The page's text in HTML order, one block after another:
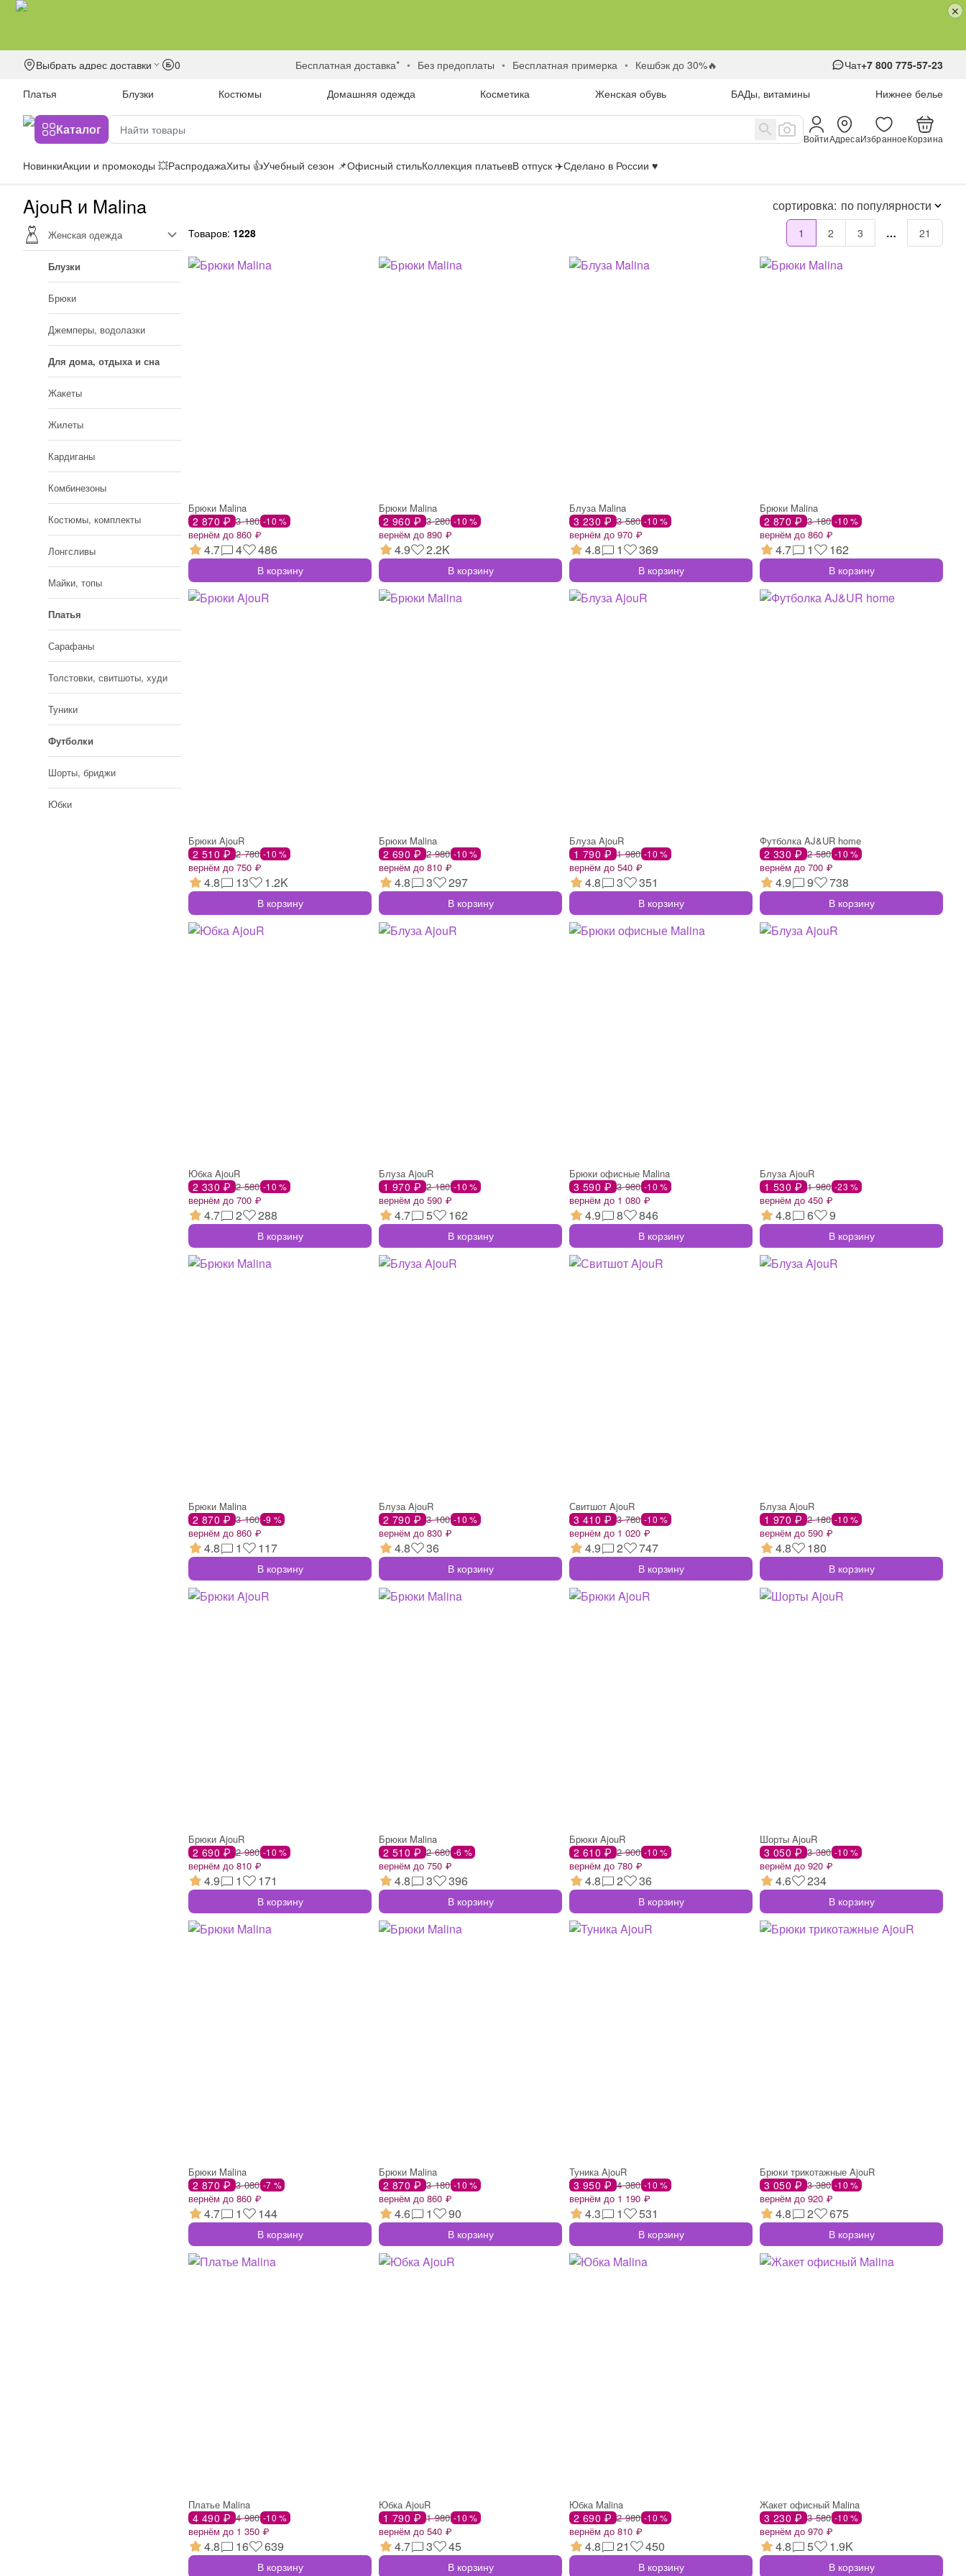
Выбрать адрес доставки 0 бесплатная доставка* без предоплаты бесплатная примерка кешбэк до 30%🔥 Чат+7 800 775-57-23
Платья
Блузки Костюмы Домашняя одежда Косметика Женская обувь БАДы, витамины Нижнее белье
Каталог
ВойтиАдресаИзбранноеКорзина
НовинкиАкции и промокоды 💥РаспродажаХиты 👍Учебный сезон 📌Офисный стильКоллекция платьевВ отпуск ✈️Сделано в России ♥️
AjouR и Malina сортировка: по популярности
Женская одежда
Блузки
Брюки
Джемперы, водолазки
Для дома, отдыха и сна
Жакеты
Жилеты
Кардиганы
Комбинезоны
Костюмы, комплекты
Лонгсливы
Майки, топы
Платья
Сарафаны
Толстовки, свитшоты, худи
Туники
Футболки
Шорты, бриджи
Юбки
Товаров: 1228 1 2 3 … 21
Брюки Malina
2 870 ₽ 3 180 -10 %
вернём до 860 ₽
4.7 4 486
В корзину
Брюки Malina
2 960 ₽ 3 280 -10 %
вернём до 890 ₽
4.9 2.2K
В корзину
Блуза Malina
3 230 ₽ 3 580 -10 %
вернём до 970 ₽
4.8 1 369
В корзину
Брюки Malina
2 870 ₽ 3 180 -10 %
вернём до 860 ₽
4.7 1 162
В корзину
Брюки AjouR
2 510 ₽ 2 780 -10 %
вернём до 750 ₽
4.8 13 1.2K
В корзину
Брюки Malina
2 690 ₽ 2 980 -10 %
вернём до 810 ₽
4.8 3 297
В корзину
Блуза AjouR
1 790 ₽ 1 980 -10 %
вернём до 540 ₽
4.8 3 351
В корзину
Футболка AJ&UR home
2 330 ₽ 2 580 -10 %
вернём до 700 ₽
4.9 9 738
В корзину
Юбка AjouR
2 330 ₽ 2 580 -10 %
вернём до 700 ₽
4.7 2 288
В корзину
Блуза AjouR
1 970 ₽ 2 180 -10 %
вернём до 590 ₽
4.7 5 162
В корзину
Брюки офисные Malina
3 590 ₽ 3 980 -10 %
вернём до 1 080 ₽
4.9 8 846
В корзину
Блуза AjouR
1 530 ₽ 1 980 -23 %
вернём до 450 ₽
4.8 6 9
В корзину
Брюки Malina
2 870 ₽ 3 160 -9 %
вернём до 860 ₽
4.8 1 117
В корзину
Блуза AjouR
2 790 ₽ 3 100 -10 %
вернём до 830 ₽
4.8 36
В корзину
Свитшот AjouR
3 410 ₽ 3 780 -10 %
вернём до 1 020 ₽
4.9 2 747
В корзину
Блуза AjouR
1 970 ₽ 2 180 -10 %
вернём до 590 ₽
4.8 180
В корзину
Брюки AjouR
2 690 ₽ 2 980 -10 %
вернём до 810 ₽
4.9 1 171
В корзину
Брюки Malina
2 510 ₽ 2 680 -6 %
вернём до 750 ₽
4.8 3 396
В корзину
Брюки AjouR
2 610 ₽ 2 900 -10 %
вернём до 780 ₽
4.8 2 36
В корзину
Шорты AjouR
3 050 ₽ 3 380 -10 %
вернём до 920 ₽
4.6 234
В корзину
Брюки Malina
2 870 ₽ 3 080 -7 %
вернём до 860 ₽
4.7 1 144
В корзину
Брюки Malina
2 870 ₽ 3 180 -10 %
вернём до 860 ₽
4.6 1 90
В корзину
Туника AjouR
3 950 ₽ 4 380 -10 %
вернём до 1 190 ₽
4.3 1 531
В корзину
Брюки трикотажные AjouR
3 050 ₽ 3 380 -10 %
вернём до 920 ₽
4.8 2 675
В корзину
Платье Malina
4 490 ₽ 4 980 -10 %
вернём до 1 350 ₽
4.8 16 639
В корзину
Юбка AjouR
1 790 ₽ 1 980 -10 %
вернём до 540 ₽
4.7 3 45
В корзину
Юбка Malina
2 690 ₽ 2 980 -10 %
вернём до 810 ₽
4.8 21 450
В корзину
Жакет офисный Malina
3 230 ₽ 3 580 -10 %
вернём до 970 ₽
4.8 5 1.9K
В корзину